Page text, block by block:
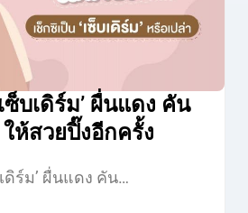
ซ็บเดิร์ม’ ผื่นแดง คัน
ห้สวยปิ๊งอีกครั้ง
ดิร์ม’ ผื่นแดง คัน…